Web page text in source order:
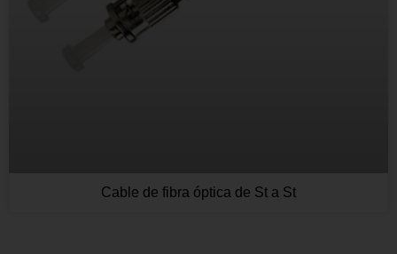
Cable de fibra óptica de St a St